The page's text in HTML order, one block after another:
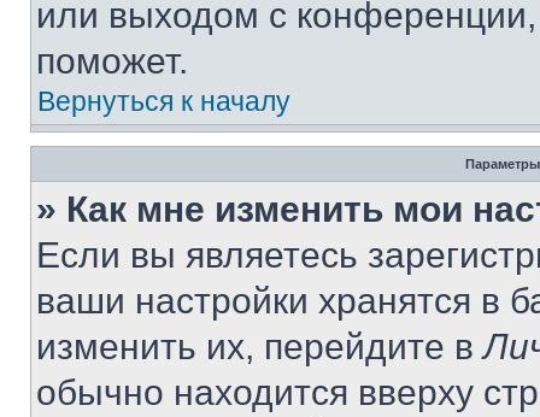
или выходом с
поможет.
Вернуться к началу
Параметры
» Как мне изменить мои
Если вы являетесь
ваши настройки хранятся в
изменить их, перейдите в
обычно находится вверху